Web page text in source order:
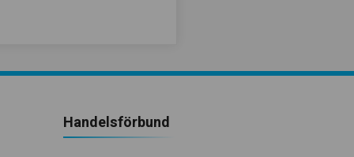
Handelsförbund